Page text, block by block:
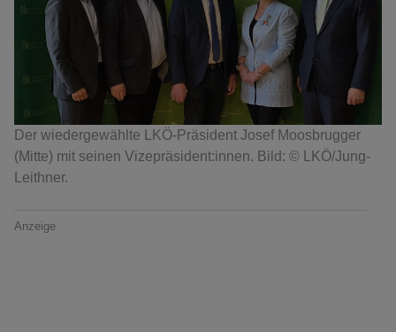
Der wiedergewählte LKÖ-Präsident Josef Moosbrugger
(Mitte) mit seinen Vizepräsident:innen. Bild: © LKÖ/Jung-
Leithner.
Anzeige